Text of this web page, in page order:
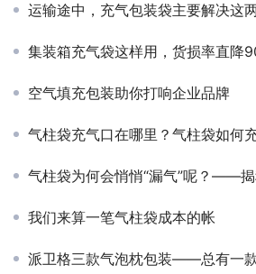
运输途中，充气包装袋主要解决这
集装箱充气袋这样用，货损率直降90%！ ——
空气填充包装助你打响企业品牌
气柱袋充气口在哪里？气柱袋如何
气柱袋为何会悄悄“漏气”呢？——揭秘
我们来算一笔气柱袋成本的帐
派卫格三款气泡枕包装——总有一